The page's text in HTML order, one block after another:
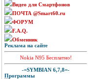
Видео для Смартфонов
ПОЧТА @Smart60.ru
ФОРУМ
F.A.Q.
Обменник
Реклама на сайте
Nokia N95 Бесплатно!
-=SYMBIAN 6,7,8=-
Программы